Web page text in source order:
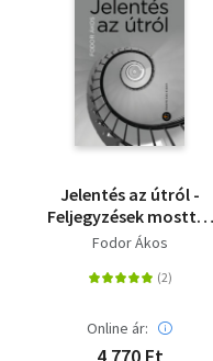
Jelentés az útról -
Feljegyzések mosttól
mostig
Fodor Ákos
Online ár: